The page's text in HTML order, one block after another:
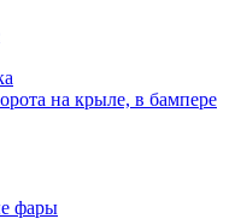
на крыле, в бампере
фары